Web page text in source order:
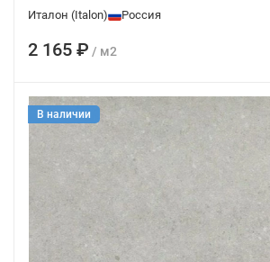
Италон (Italon) Россия
2 165 ₽ / м2
В наличии